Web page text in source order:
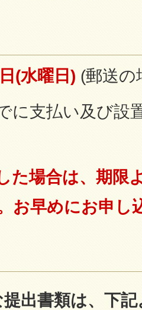
(水曜日) (郵送の
に支払い及び設
た場合は、期限
お早めにお申し
出書類は、下